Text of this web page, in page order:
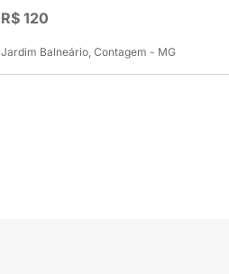
R$ 120
Jardim Balneário, Contagem - MG